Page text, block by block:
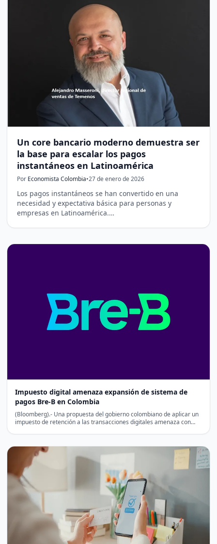
Un core bancario moderno demuestra ser
la base para escalar los pagos
instantáneos en Latinoamérica
Por Economista Colombia•27 de enero de 2026
Los pagos instantáneos se han convertido en una
necesidad y expectativa básica para personas y
empresas en Latinoamérica.…
Impuesto digital amenaza expansión de sistema de
pagos Bre-B en Colombia
(Bloomberg).- Una propuesta del gobierno colombiano de aplicar un
impuesto de retención a las transacciones digitales amenaza con…